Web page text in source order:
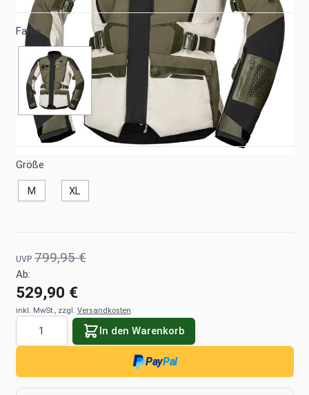
Farbe
Größe
M XL
UVP 799,95 €
Ab:
529,90 €
inkl. MwSt., zzgl. Versandkosten
In den Warenkorb
PayPal